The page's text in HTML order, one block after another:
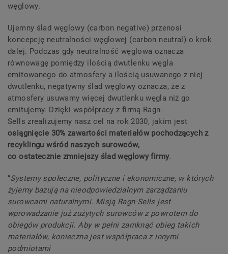
węglowy.
Ujemny ślad węglowy (carbon negative) przenosi
koncepcję neutralności węglowej (carbon neutral) o krok
dalej. Podczas gdy neutralność węglowa oznacza
równowagę pomiędzy ilością dwutlenku węgla
emitowanego do atmosfery a ilością usuwanego z niej
dwutlenku, negatywny ślad węglowy oznacza, że z
atmosfery usuwamy więcej dwutlenku węgla niż go
emitujemy. Dzięki współpracy z firmą Ragn-
Sells zrealizujemy nasz cel na rok 2030, jakim jest
osiągnięcie 30% zawartości materiałów pochodzących z
recyklingu wśród naszych surowców,
co ostatecznie zmniejszy ślad węglowy firmy.
“Systemy społeczne, polityczne i ekonomiczne, w których
żyjemy bazują na nieodpowiedzialnym zarządzaniu
surowcami naturalnymi. Misją Ragn-Sells jest
wprowadzanie już zużytych surowców z powrotem do
obiegów produkcji. Aby w pełni zamknąć obieg takich
materiałów, konieczna jest współpraca z innymi
podmiotami